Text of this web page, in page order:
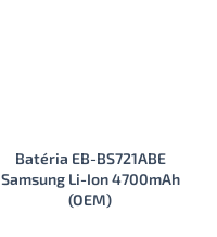
Batéria EB-BS721ABE
Samsung Li-Ion 4700mAh
(OEM)